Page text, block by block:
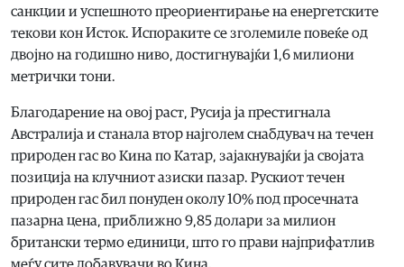
санкции и успешното преориентирање на енергетските
текови кон Исток. Испораките се зголемиле повеќе од
двојно на годишно ниво, достигнувајќи 1,6 милиони
метрички тони.
Благодарение на овој раст, Русија ја престигнала
Австралија и станала втор најголем снабдувач на течен
природен гас во Кина по Катар, зајакнувајќи ја својата
позиција на клучниот азиски пазар. Рускиот течен
природен гас бил понуден околу 10% под просечната
пазарна цена, приближно 9,85 долари за милион
британски термо единици, што го прави најприфатлив
меѓу сите добавувачи во Кина.